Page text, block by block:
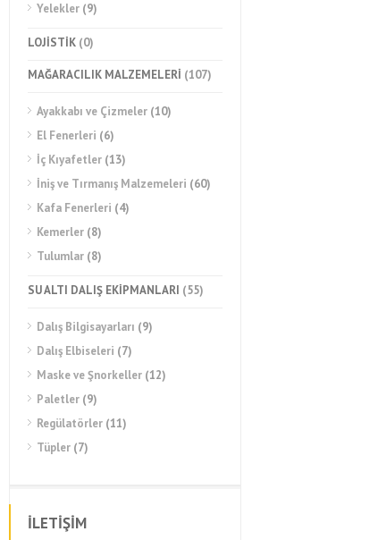
Yelekler (9)
LOJİSTİK (0)
MAĞARACILIK MALZEMELERİ (107)
Ayakkabı ve Çizmeler (10)
El Fenerleri (6)
İç Kıyafetler (13)
İniş ve Tırmanış Malzemeleri (60)
Kafa Fenerleri (4)
Kemerler (8)
Tulumlar (8)
SU ALTI DALIŞ EKİPMANLARI (55)
Dalış Bilgisayarları (9)
Dalış Elbiseleri (7)
Maske ve Şnorkeller (12)
Paletler (9)
Regülatörler (11)
Tüpler (7)
İLETİŞİM